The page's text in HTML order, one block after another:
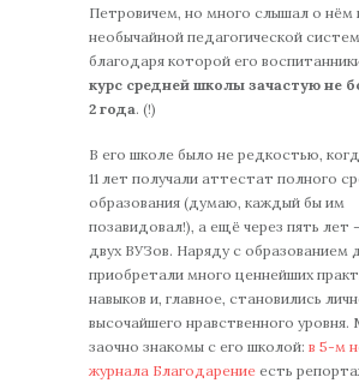
Петровичем, но много слышал о нём
необычайной педагогической
благодаря которой его
курс средней школы зачастую не
2 года. (!)
В его школе было не редкостью,
11 лет получали аттестат полного
образования (думаю, каждый бы им
позавидовал!), а ещё через пять лет
двух ВУЗов. Наряду с образованием
приобретали много ценнейших
навыков и, главное, становились
высочайшего нравственного уровня.
заочно знакомы с его школой: в 5-м
журнала Благодарение есть